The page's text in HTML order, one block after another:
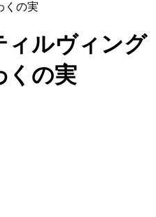
くの実
ィルヴィング
くの実